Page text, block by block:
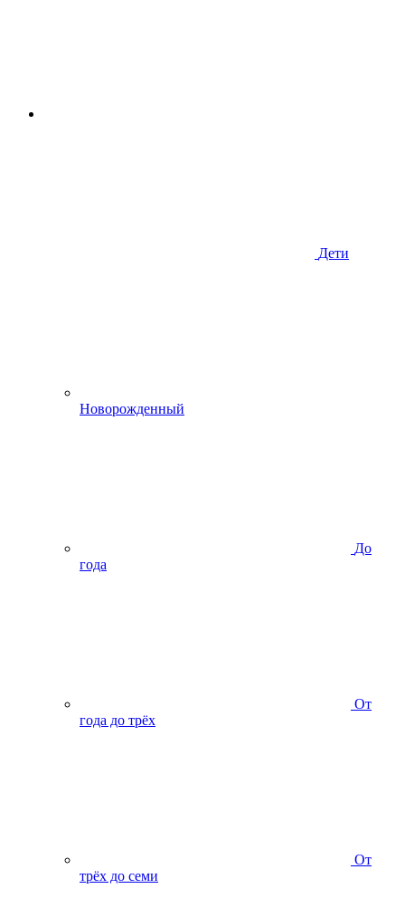
Дети
Новорожденный
До
года
От
года до трёх
От
трёх до семи